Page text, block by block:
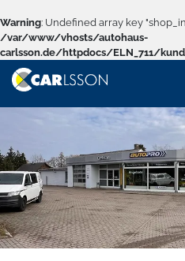
Warning: Undefined array key
/var/www/vhosts/autohaus-
carlsson.de/httpdocs/ELN_711/